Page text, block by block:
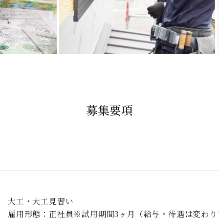
募集要項
⼤⼯・⼤⼯⾒習い
雇⽤形態：正社員※試⽤期間3ヶ⽉（給与・待遇は変わ